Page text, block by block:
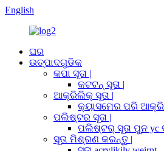
English
ଘର
ଉତ୍ପାଦଗୁଡିକ
କପା ସୂତା |
କଟଟନ୍ ସୂତା |
ଆକ୍ରିଲିକ୍ ସୂତା |
କ୍ୟାସମେର ପରି
ପଲିଷ୍ଟର ସୂତା |
ପଲିଷ୍ଟର୍ ସୂତା ପୁନ yc
ସୂତା ମିଶ୍ରଣ କରନ୍ତୁ |